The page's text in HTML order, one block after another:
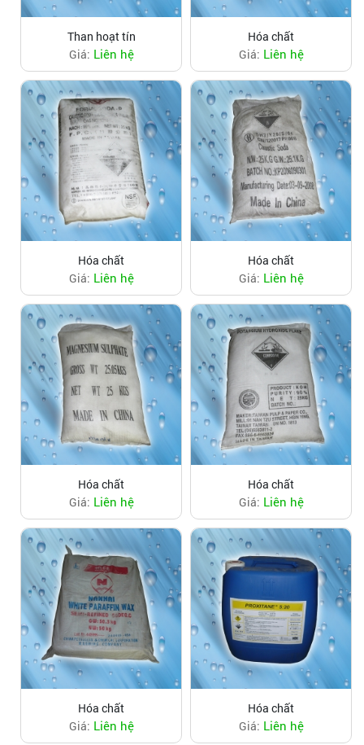
Than hoạt tín
Giá: Liên hệ
Hóa chất
Giá: Liên hệ
Hóa chất
Giá: Liên hệ
Hóa chất
Giá: Liên hệ
Hóa chất
Giá: Liên hệ
Hóa chất
Giá: Liên hệ
Hóa chất
Giá: Liên hệ
Hóa chất
Giá: Liên hệ